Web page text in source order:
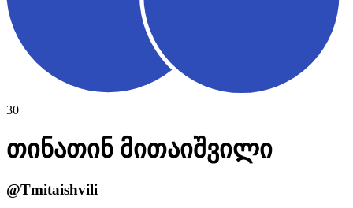
30
თინათინ მითაიშვილი
@Tmitaishvili